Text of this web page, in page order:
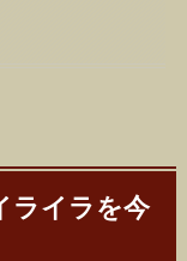
ライラを今